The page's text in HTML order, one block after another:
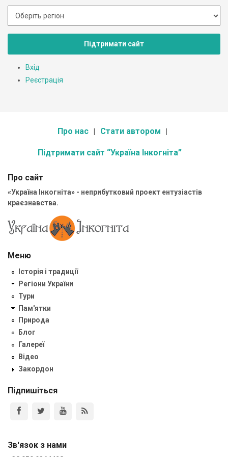
Підтримати сайт
Вхід
Реєстрація
Про нас Стати автором
Підтримати сайт “Україна Інкогніта”
Про сайт
«Україна Інкогніта» - неприбутковий проект ентузіастів
краєзнавства.
Меню
Історія і традиції
Регіони України
Тури
Пам'ятки
Природа
Блог
Галереї
Відео
Закордон
Підпишіться
Зв'язок з нами